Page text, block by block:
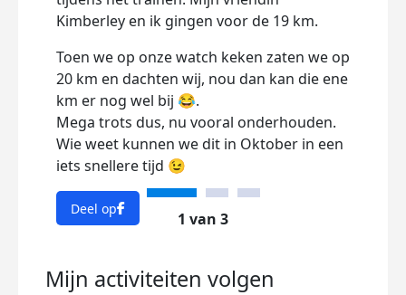
Kimberley en ik gingen voor de 19 km.
Toen we op onze watch keken zaten we op
20 km en dachten wij, nou dan kan die ene
km er nog wel bij 😂.
Mega trots dus, nu vooral onderhouden.
Wie weet kunnen we dit in Oktober in een
iets snellere tijd 😉
Deel op
1 van 3
Mijn activiteiten volgen